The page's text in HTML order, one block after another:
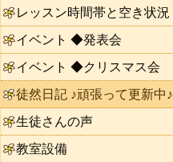
レッスン時間帯と空き状況
イベント ◆発表会
イベント ◆クリスマス会
徒然日記 ♪頑張って更新中♪
生徒さんの声
教室設備